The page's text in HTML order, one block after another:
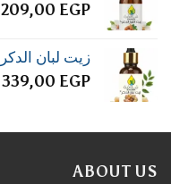
209,00 EGP
زيت لبان الدكر Frankincense Oil 30 ML
339,00 EGP
ABOUT US